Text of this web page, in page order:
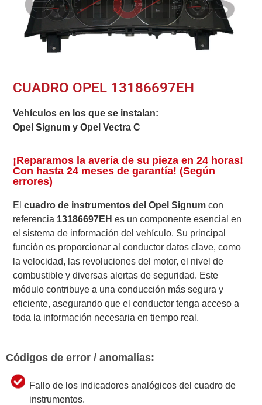
CUADRO OPEL 13186697EH
Vehículos en los que se instalan:
Opel Signum y Opel Vectra C
¡Reparamos la avería de su pieza en 24 horas!
Con hasta 24 meses de garantía! (Según
errores)
Elcuadro de instrumentos del Opel Signumcon
referencia 13186697EH es un componente esencial en
el sistema de información del vehículo. Su principal
función es proporcionar al conductor datos clave, como
la velocidad, las revoluciones del motor, el nivel de
combustible y diversas alertas de seguridad. Este
módulo contribuye a una conducción más segura y
eficiente, asegurando que el conductor tenga acceso a
toda la información necesaria en tiempo real.
Códigos de error / anomalías:
Fallo de los indicadores analógicos del cuadro de
instrumentos.